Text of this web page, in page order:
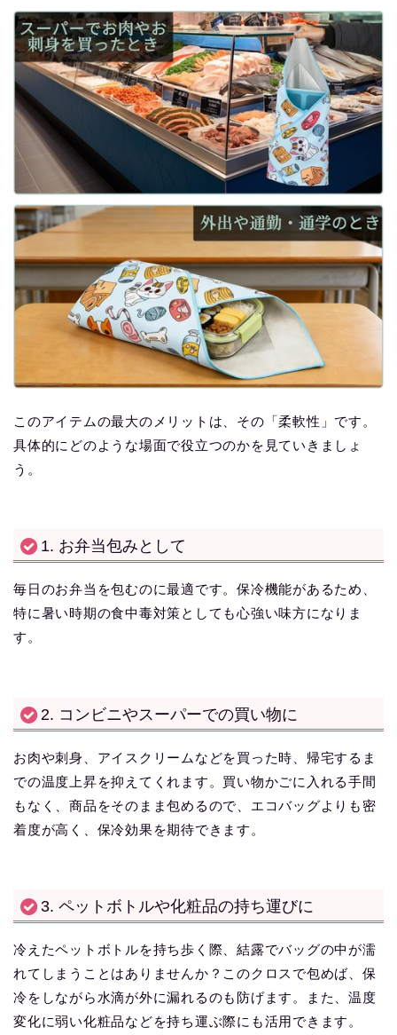
このアイテムの最大のメリットは、その「柔軟性」です。
具体的にどのような場面で役立つのかを見ていきましょ
う。
1. お弁当包みとして
毎日のお弁当を包むのに最適です。保冷機能があるため、
特に暑い時期の食中毒対策としても心強い味方になりま
す。
2. コンビニやスーパーでの買い物に
お肉や刺身、アイスクリームなどを買った時、帰宅するま
での温度上昇を抑えてくれます。買い物かごに入れる手間
もなく、商品をそのまま包めるので、エコバッグよりも密
着度が高く、保冷効果を期待できます。
3. ペットボトルや化粧品の持ち運びに
冷えたペットボトルを持ち歩く際、結露でバッグの中が濡
れてしまうことはありませんか？このクロスで包めば、保
冷をしながら水滴が外に漏れるのも防げます。また、温度
変化に弱い化粧品などを持ち運ぶ際にも活用できます。